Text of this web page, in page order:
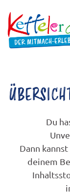
Du
Dann
deinem